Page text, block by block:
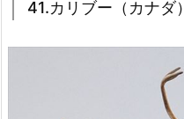
41.カリブー（カナダ）